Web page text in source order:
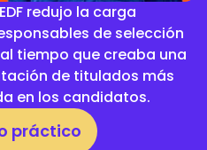
redujo la carga
de selección
tiempo que creaba una
de titulados más
en los candidatos.
práctico